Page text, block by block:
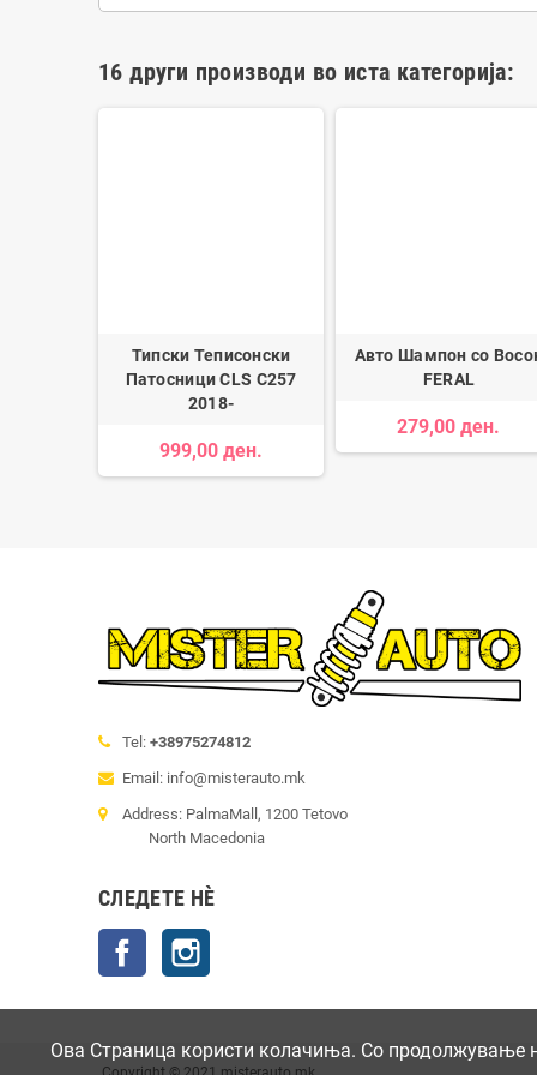
16 други производи во иста категорија:
Типски Теписонски
Патосници CLS C257
2018-
999,00 ден.
Авто Шампон со
FERAL
279,00 ден.
Tel: +38975274812
Email: info@misterauto.mk
Address: PalmaMall, 1200 Tetovo
North Macedonia
СЛЕДЕТЕ НÈ
Facebook
Ова Страница користи колачиња. Со продолжување